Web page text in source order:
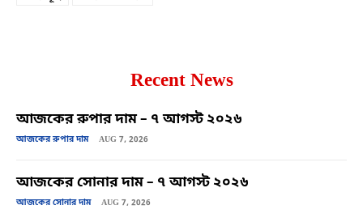
Recent News
আজকের রুপার দাম – ৭ আগস্ট ২০২৬
আজকের রুপার দাম AUG 7, 2026
আজকের সোনার দাম – ৭ আগস্ট ২০২৬
আজকের সোনার দাম AUG 7, 2026